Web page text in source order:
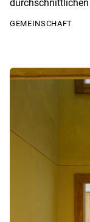
GEMEINSCHAFT